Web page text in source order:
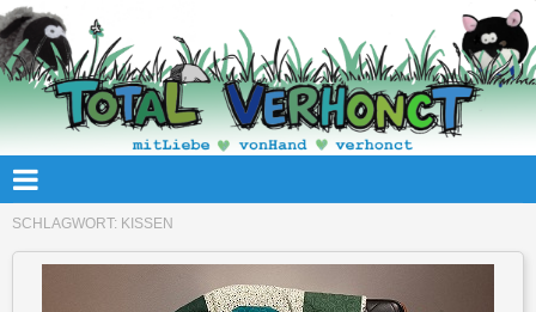
SCHLAGWORT: KISSEN